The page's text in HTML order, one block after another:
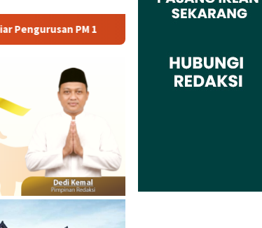
Dianggap Tidak Profesional, PT. Rajeg